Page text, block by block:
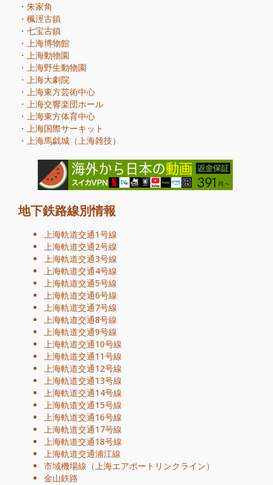
・ 朱家角
・ 楓涇古鎮
・ 七宝古鎮
・ 上海博物館
・ 上海動物園
・ 上海野生動物園
・ 上海大劇院
・ 上海東方芸術中心
・ 上海交響楽団ホール
・ 上海東方体育中心
・ 上海国際サーキット
・ 上海馬戯城（上海雑技）
地下鉄路線別情報
上海軌道交通1号線
上海軌道交通2号線
上海軌道交通3号線
上海軌道交通4号線
上海軌道交通5号線
上海軌道交通6号線
上海軌道交通7号線
上海軌道交通8号線
上海軌道交通9号線
上海軌道交通10号線
上海軌道交通11号線
上海軌道交通12号線
上海軌道交通13号線
上海軌道交通14号線
上海軌道交通15号線
上海軌道交通16号線
上海軌道交通17号線
上海軌道交通18号線
上海軌道交通浦江線
市域機場線（上海エアポートリンクライン）
金山鉄路